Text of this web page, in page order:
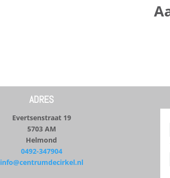
ADRES
Evertsenstraat 19
5703 AM
Helmond
0492-347904
info@centrumdecirkel.nl